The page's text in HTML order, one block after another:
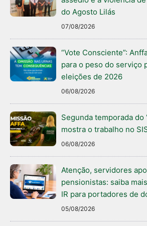
do Agosto Lilás
07/08/2026
“Vote Consciente”:
para o peso do serviço
eleições de 2026
06/08/2026
Segunda temporada do
mostra o trabalho no
06/08/2026
Atenção, servidores
pensionistas: saiba
IR para portadores de
05/08/2026